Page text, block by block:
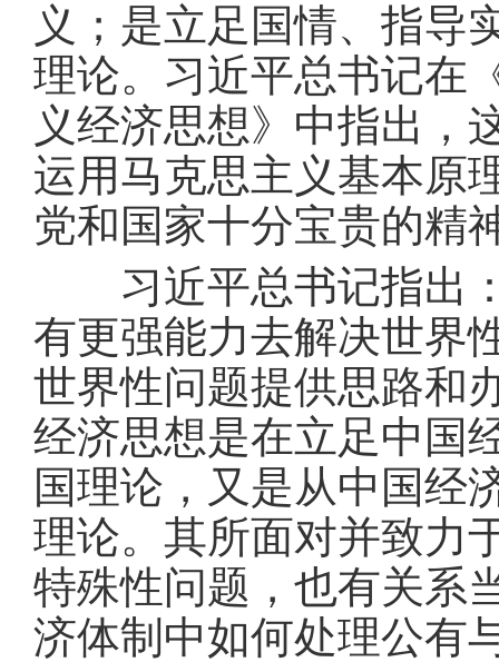
义；是立足国情、指导
理论。习近平总书记在
义经济思想》中指出，
运用马克思主义基本原
党和国家十分宝贵的精
习近平总书记指出：
有更强能力去解决世界
世界性问题提供思路和
经济思想是在立足中国
国理论，又是从中国经
理论。其所面对并致力
特殊性问题，也有关系
济体制中如何处理公有